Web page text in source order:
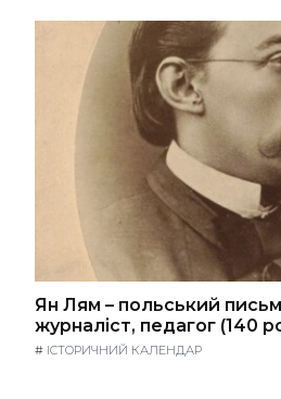
Ян Лям – польський
журналіст, педагог (140
# ІСТОРИЧНИЙ КАЛЕНДАР